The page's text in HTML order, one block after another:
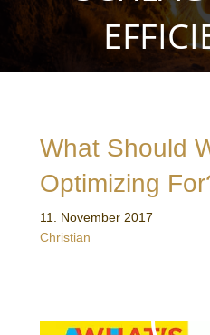
What Should
Optimizing
11. November 2017
Christian